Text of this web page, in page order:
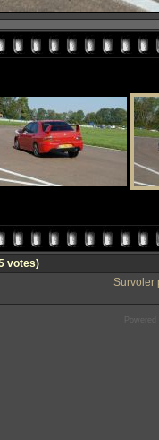
votes)
Survoler